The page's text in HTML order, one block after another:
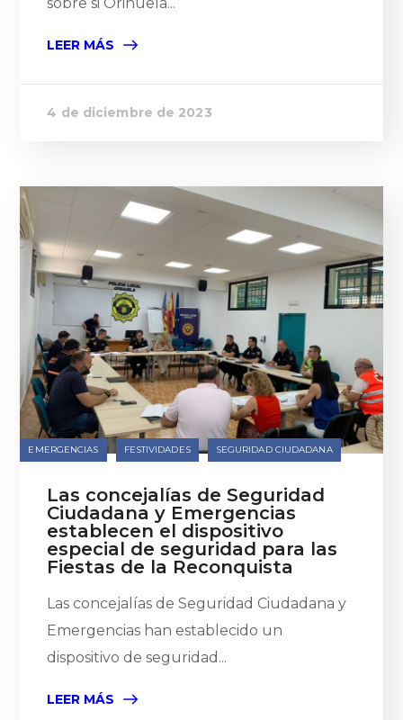
LEER MÁS
4 de diciembre de 2023
EMERGENCIAS FESTIVIDADES SEGURIDAD CIUDADANA
Las concejalías de Seguridad
Ciudadana y Emergencias
establecen el dispositivo
especial de seguridad para las
Fiestas de la Reconquista
Las concejalías de Seguridad Ciudadana y
Emergencias han establecido un
dispositivo de seguridad...
LEER MÁS